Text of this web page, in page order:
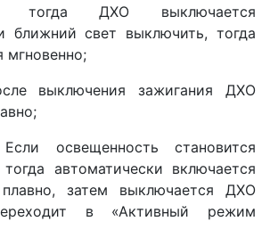
тогда ДХО выключается
ближний свет выключить, тогда
мгновенно;
зажигания ДХО
становится
тогда автоматически включается
затем выключается ДХО
в «Активный режим